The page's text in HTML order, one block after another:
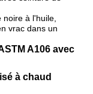
noire à l'huile,
vrac dans un
à chaud